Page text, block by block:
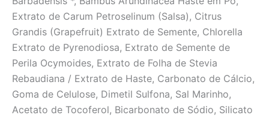
Extrato de Carum Petroselinum (Salsa), Citrus
Grandis (Grapefruit) Extrato de Semente, Chlorella
Extrato de Pyrenodiosa, Extrato de Semente de
Perila Ocymoides, Extrato de Folha de Stevia
Rebaudiana / Extrato de Haste, Carbonato de Cálcio,
Goma de Celulose, Dimetil Sulfona, Sal Marinho,
Acetato de Tocoferol, Bicarbonato de Sódio, Silicato